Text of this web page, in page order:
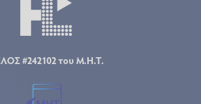
#242102 του Μ.Η.Τ.